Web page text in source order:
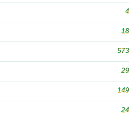
4
18
573
29
149
24